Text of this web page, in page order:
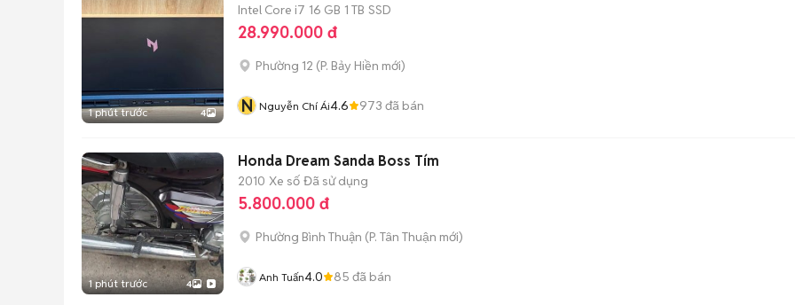
1 phút trước 4
Intel Core i7 16 GB 1 TB SSD
28.990.000 đ
Phường 12 (P. Bảy Hiền mới)
N Nguyễn Chí Ái4.6 973 đã bán
1 phút trước 4
Honda Dream Sanda Boss Tím
2010 Xe số Đã sử dụng
5.800.000 đ
Phường Bình Thuận (P. Tân Thuận mới)
Anh Tuấn4.0 85 đã bán